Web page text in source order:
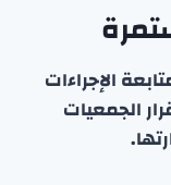
الإجراءات
الجمعيات